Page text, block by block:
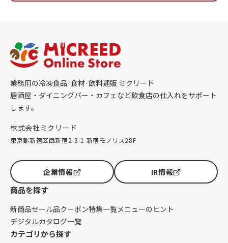
業務用の冷凍食品·食材·飲料通販 ミクリード
居酒屋・ダイニングバー・カフェなど飲食店の仕入れをサポート
します。
株式会社ミクリード
東京都新宿区西新宿2-3-1 新宿モノリス28F
企業情報 IR情報
商品を探す
新商品セール品クーポン特集一覧メニューのヒント
デジタルカタログ一覧
カテゴリから探す